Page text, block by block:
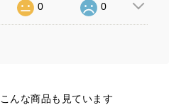
0 0
んな商品も見ています